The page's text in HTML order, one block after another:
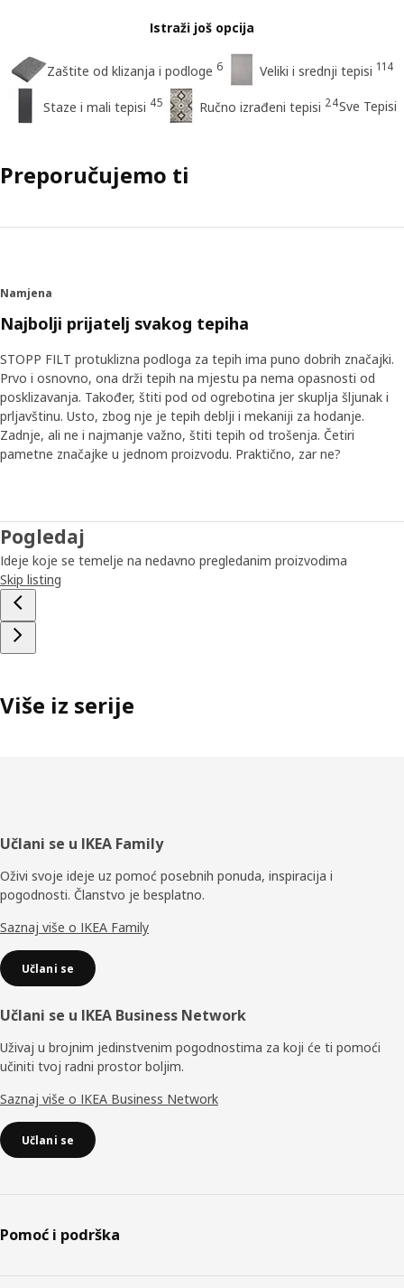
Istraži još opcija
Zaštite od klizanja i podloge 6 Veliki i srednji tepisi 114
Staze i mali tepisi 45 Ručno izrađeni tepisi 24Sve Tepisi
Preporučujemo ti
Namjena
Najbolji prijatelj svakog tepiha
STOPP FILT protuklizna podloga za tepih ima puno dobrih značajki.
Prvo i osnovno, ona drži tepih na mjestu pa nema opasnosti od
posklizavanja. Također, štiti pod od ogrebotina jer skuplja šljunak i
prljavštinu. Usto, zbog nje je tepih deblji i mekaniji za hodanje.
Zadnje, ali ne i najmanje važno, štiti tepih od trošenja. Četiri
pametne značajke u jednom proizvodu. Praktično, zar ne?
Pogledaj
Ideje koje se temelje na nedavno pregledanim proizvodima
Skip listing
Više iz serije
Podnožje
Učlani se u IKEA Family
Oživi svoje ideje uz pomoć posebnih ponuda, inspiracija i
pogodnosti. Članstvo je besplatno.
Saznaj više o IKEA Family
Učlani se
Učlani se u IKEA Business Network
Uživaj u brojnim jedinstvenim pogodnostima za koji će ti pomoći
učiniti tvoj radni prostor boljim.
Saznaj više o IKEA Business Network
Učlani se
Pomoć i podrška